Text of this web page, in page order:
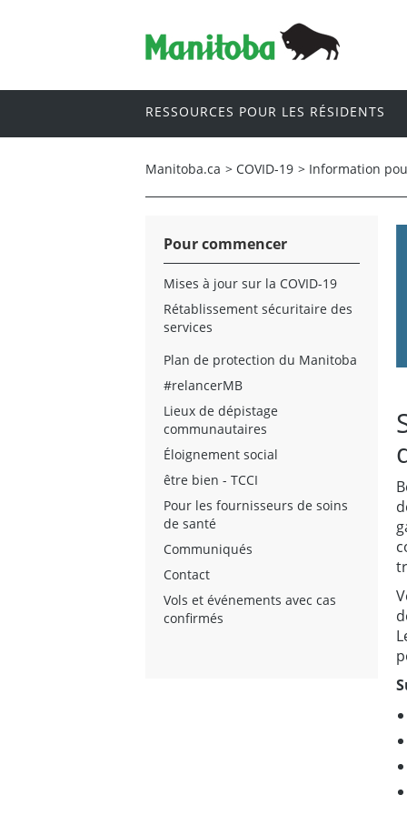
RESSOURCES POUR LES RÉSIDENTS
Manitoba.ca > COVID-19 > Information
Pour commencer
Mises à jour sur la COVID-19
Rétablissement sécuritaire des
services
Plan de protection du Manitoba
#relancerMB
Lieux de dépistage
communautaires
Éloignement social
être bien - TCCI
Pour les fournisseurs de soins
de santé
Communiqués
Contact
Vols et événements avec cas
confirmés